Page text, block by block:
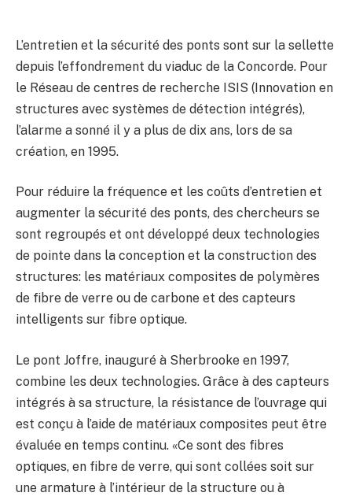
L’entretien et la sécurité des ponts sont sur la sellette
depuis l’effondrement du viaduc de la Concorde. Pour
le Réseau de centres de recherche ISIS (Innovation en
structures avec systèmes de détection intégrés),
l’alarme a sonné il y a plus de dix ans, lors de sa
création, en 1995.
Pour réduire la fréquence et les coûts d’entretien et
augmenter la sécurité des ponts, des chercheurs se
sont regroupés et ont développé deux technologies
de pointe dans la conception et la construction des
structures: les matériaux composites de polymères
de fibre de verre ou de carbone et des capteurs
intelligents sur fibre optique.
Le pont Joffre, inauguré à Sherbrooke en 1997,
combine les deux technologies. Grâce à des capteurs
intégrés à sa structure, la résistance de l’ouvrage qui
est conçu à l’aide de matériaux composites peut être
évaluée en temps continu. «Ce sont des fibres
optiques, en fibre de verre, qui sont collées soit sur
une armature à l’intérieur de la structure ou à